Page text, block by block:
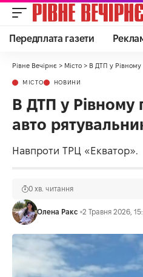
Передплата газети
Рівне Вечірнє > Місто > В ДТП у Рівному
МІСТО НОВИНИ
В ДТП у Рівному
авто
Навпроти ТРЦ «Екватор».
Олена Ракс 2 Травня 2026,
0 хв. читання